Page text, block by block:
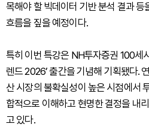
목해야 할 빅데이터 기반 분석 결과
흐름을 짚을 예정이다.
특히 이번 특강은 NH투자증권 100세
렌드 2026’ 출간을 기념해 기획됐다.
산 시장의 불확실성이 높은 시점에서
합적으로 이해하고 현명한 결정을 내
고 있다.